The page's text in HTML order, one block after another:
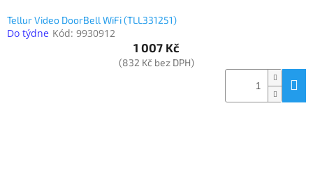
Tellur Video DoorBell WiFi (TLL331251)
Do týdne Kód: 9930912
1 007 Kč
(832 Kč bez DPH)